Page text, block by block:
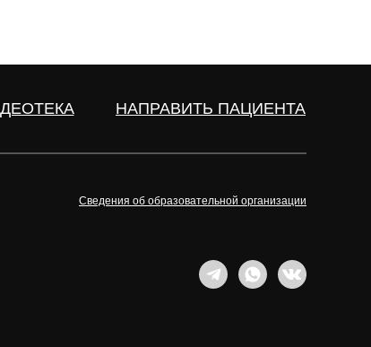
НАПРАВИТЬ ПАЦИЕНТА
Сведения об образовательной организации